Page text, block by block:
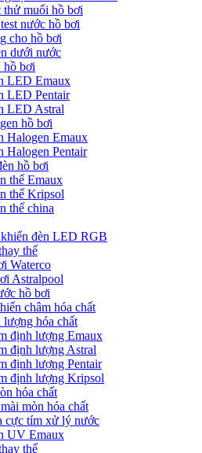
thử muối hồ bơi
nước hồ bơi
cho hồ bơi
dưới nước
bơi
LED Emaux
LED Pentair
LED Astral
hồ bơi
Halogen Emaux
Halogen Pentair
hồ bơi
thế Emaux
thế Kripsol
thế china
đèn LED RGB
thế
Waterco
Astralpool
hồ bơi
châm hóa chất
hóa chất
định lượng Emaux
định lượng Astral
định lượng Pentair
định lượng Kripsol
hóa chất
mòn hóa chất
cực tím xử lý nước
UV Emaux
thế